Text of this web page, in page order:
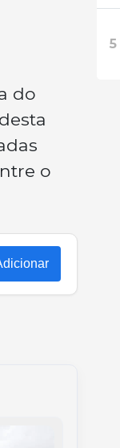
do
o
5